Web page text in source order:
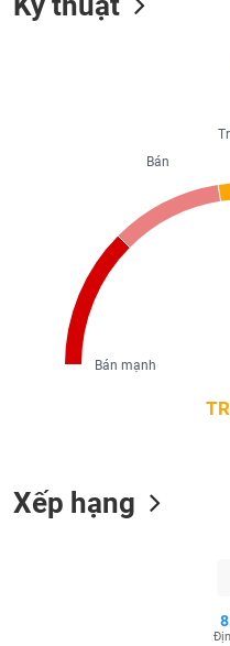
liệu
Bán
Bán mạnh
Xếp hạng
DÙNG
THIẾT
YẾU
SÓC
SỨC